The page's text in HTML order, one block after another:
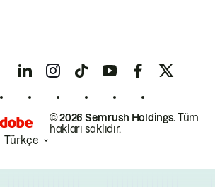
© 2026 Semrush Holdings.Tüm
hakları saklıdır.
Türkçe